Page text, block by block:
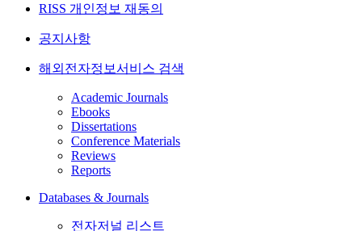
RISS 개인정보 재동의
공지사항
해외전자정보서비스 검색
Academic Journals
Ebooks
Dissertations
Conference Materials
Reviews
Reports
Databases & Journals
전자저널 리스트